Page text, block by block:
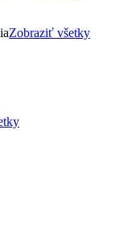
Zobraziť všetky